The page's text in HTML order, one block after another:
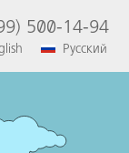
500-14-94
Русский